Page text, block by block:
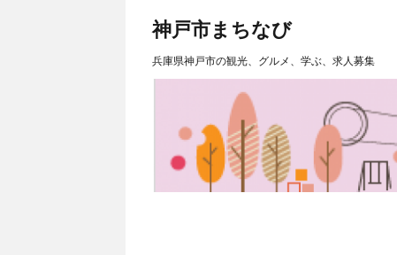
神戸市まちなび
兵庫県神戸市の観光、グルメ、学ぶ、求人募集